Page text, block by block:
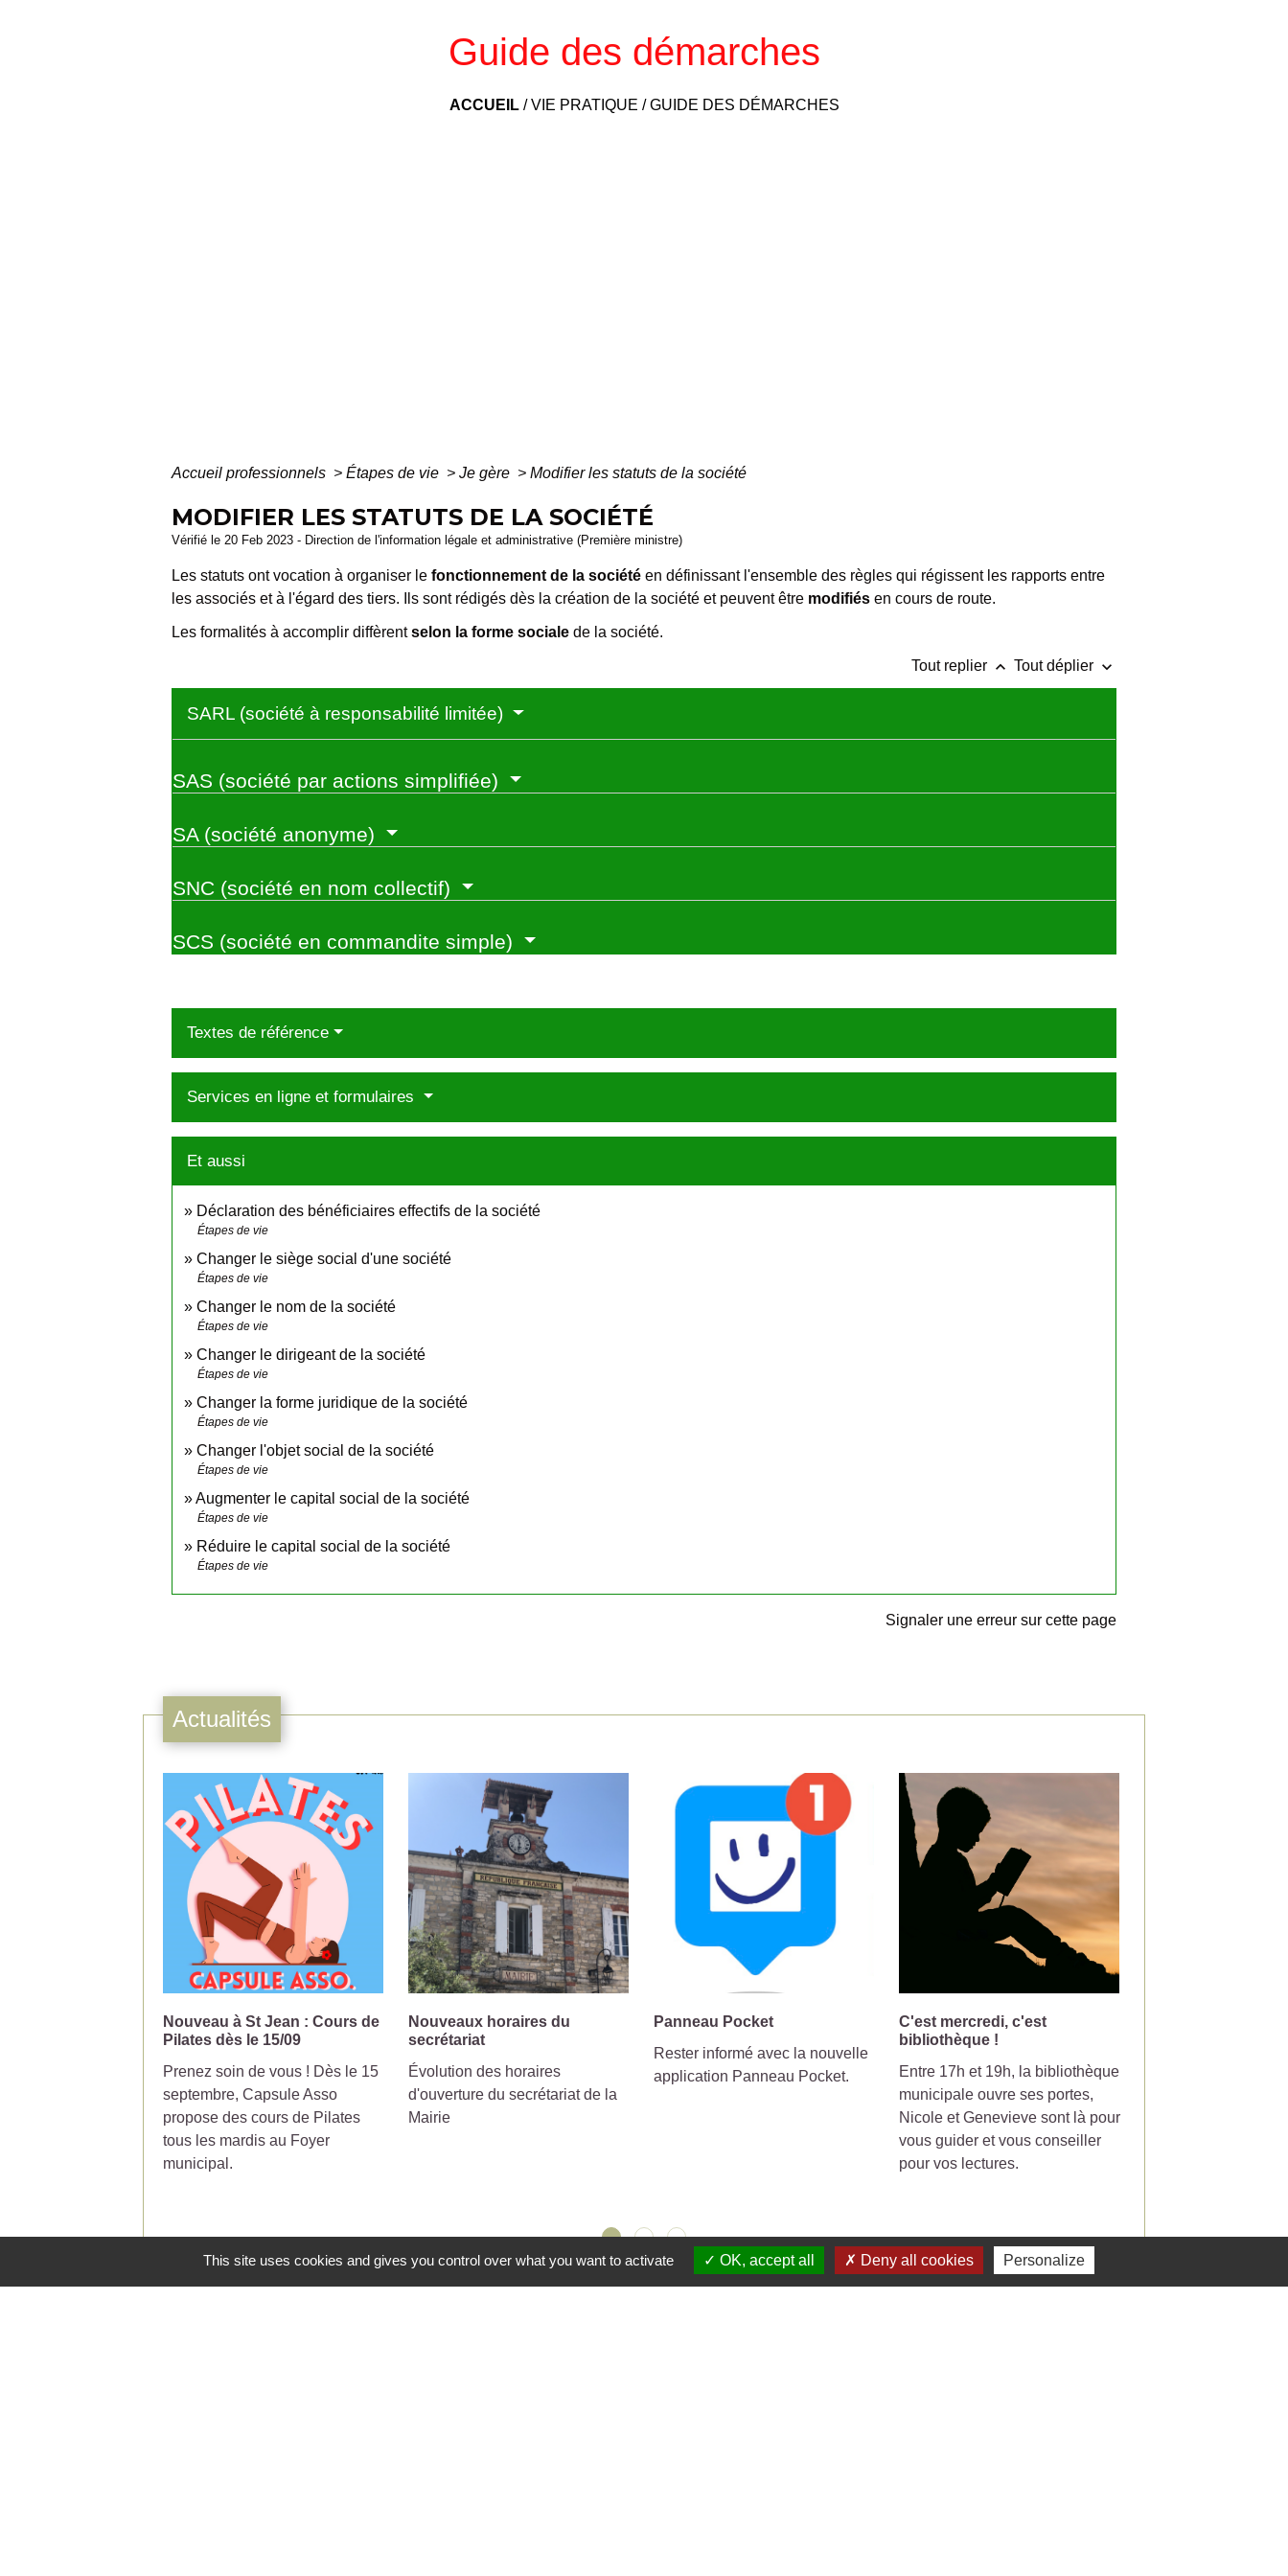
Guide des démarches
ACCUEIL/VIE PRATIQUE /GUIDE DES DÉMARCHES
Accueil professionnels > Étapes de vie > Je gère > Modifier les statuts de la société
MODIFIER LES STATUTS DE LA SOCIÉTÉ
Vérifié le 20 Feb 2023 - Direction de l'information légale et administrative (Première ministre)
Les statuts ont vocation à organiser lefonctionnement de la société en définissant l'ensemble des règles qui régissent les rapports entre
les associés et à l'égard des tiers. Ils sont rédigés dès la création de la société et peuvent être modifiésen cours de route.
Les formalités à accomplir diffèrentselon la forme sociale de la société.
Tout replier keyboard_arrow_up Tout déplier keyboard_arrow_down
SARL (société à responsabilité limitée)
SAS (société par actions simplifiée)
SA (société anonyme)
SNC (société en nom collectif)
SCS (société en commandite simple)
Textes de référence
Services en ligne et formulaires
Et aussi
Déclaration des bénéficiaires effectifs de la société
Étapes de vie
Changer le siège social d'une société
Étapes de vie
Changer le nom de la société
Étapes de vie
Changer le dirigeant de la société
Étapes de vie
Changer la forme juridique de la société
Étapes de vie
Changer l'objet social de la société
Étapes de vie
Augmenter le capital social de la société
Étapes de vie
Réduire le capital social de la société
Étapes de vie
Signaler une erreur sur cette page
Actualités
Nouveau à St Jean : Cours de
Pilates dès le 15/09
Prenez soin de vous ! Dès le 15
septembre, Capsule Asso
propose des cours de Pilates
tous les mardis au Foyer
municipal.
Nouveaux horaires du
secrétariat
Évolution des horaires
d'ouverture du secrétariat de la
Mairie
Panneau Pocket
Rester informé avec la nouvelle
application Panneau Pocket.
C'est mercredi, c'est
bibliothèque !
Entre 17h et 19h, la bibliothèque
municipale ouvre ses portes,
Nicole et Genevieve sont là pour
vous guider et vous conseiller
pour vos lectures.
Voir tout
This site uses cookies and gives you control over what you want to activate OK, accept all Deny all cookies Personalize